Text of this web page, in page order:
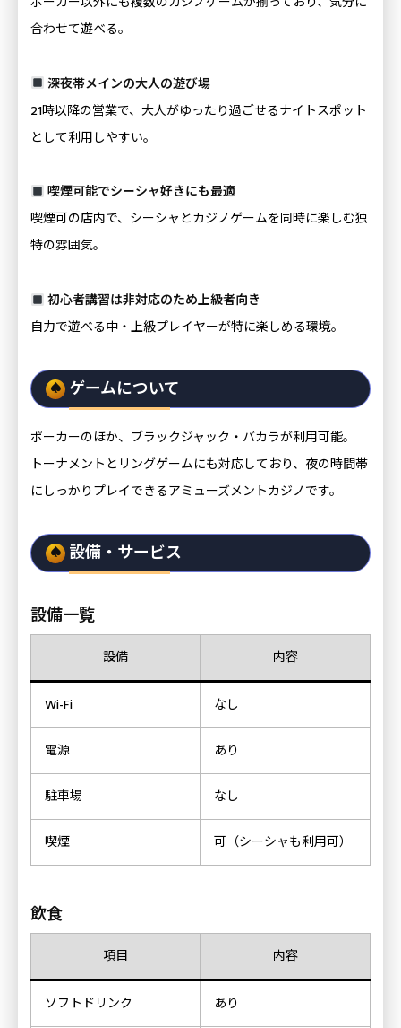
合わせて遊べる。
深夜帯メインの大人の遊び場
21時以降の営業で、大人がゆったり過ごせるナイトスポット
として利用しやすい。
喫煙可能でシーシャ好きにも最適
喫煙可の店内で、シーシャとカジノゲームを同時に楽しむ独
特の雰囲気。
初心者講習は非対応のため上級者向き
自力で遊べる中・上級プレイヤーが特に楽しめる環境。
ゲームについて
ポーカーのほか、ブラックジャック・バカラが利用可能。
トーナメントとリングゲームにも対応しており、夜の時間帯
にしっかりプレイできるアミューズメントカジノです。
設備・サービス
設備一覧
設備 内容
Wi-Fi なし
電源 あり
駐車場 なし
喫煙 可（シーシャも利用可）
飲食
項目 内容
ソフトドリンク あり